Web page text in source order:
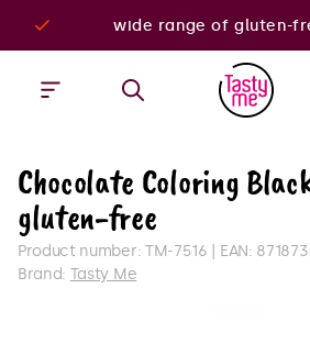
wide range of gluten-
Chocolate Coloring
gluten-free
Product number: TM-7516 EAN:
Brand: Tasty Me